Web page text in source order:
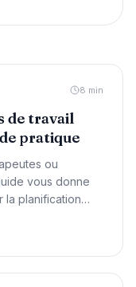
8 min
de travail
pratique
ou
vous donne
la planification